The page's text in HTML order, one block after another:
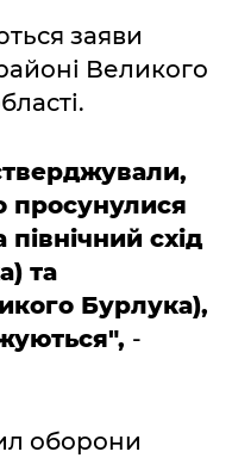
заяви
Великого
схід
та
Бурлука),
-
оборони